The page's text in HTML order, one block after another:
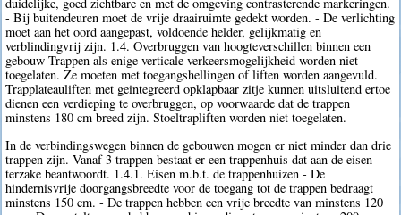
- Bij buitendeuren moet de vrije draairuimte gedekt worden. - De verlichting
moet aan het oord aangepast, voldoende helder, gelijkmatig en
verblindingvrij zijn. 1.4. Overbruggen van hoogteverschillen binnen een
gebouw Trappen als enige verticale verkeersmogelijkheid worden niet
toegelaten. Ze moeten met toegangshellingen of liften worden aangevuld.
Trapplateauliften met geintegreerd opklapbaar zitje kunnen uitsluitend ertoe
dienen een verdieping te overbruggen, op voorwaarde dat de trappen
minstens 180 cm breed zijn. Stoeltrapliften worden niet toegelaten.
In de verbindingswegen binnen de gebouwen mogen er niet minder dan drie
trappen zijn. Vanaf 3 trappen bestaat er een trappenhuis dat aan de eisen
terzake beantwoordt. 1.4.1. Eisen m.b.t. de trappenhuizen - De
hindernisvrije doorgangsbreedte voor de toegang tot de trappen bedraagt
minstens 150 cm. - De trappen hebben een vrije breedte van minstens 120